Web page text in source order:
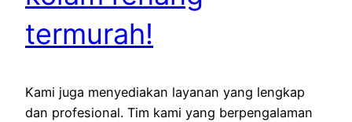
termurah!
Kami juga menyediakan layanan yang lengkap
dan profesional. Tim kami yang berpengalaman